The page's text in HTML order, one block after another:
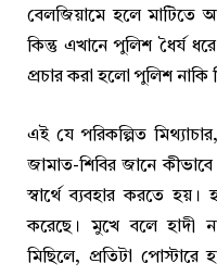
বেলজিয়ামে হলে
কিন্তু এখানে পুলিশ ধৈর্য
প্রচার করা হলো পুলিশ নাকি
এই যে পরিকল্পিত
জামাত-শিবির জানে
স্বার্থে ব্যবহার করতে হয়।
করেছে। মুখে বলে হাদী
মিছিলে, প্রতিটা